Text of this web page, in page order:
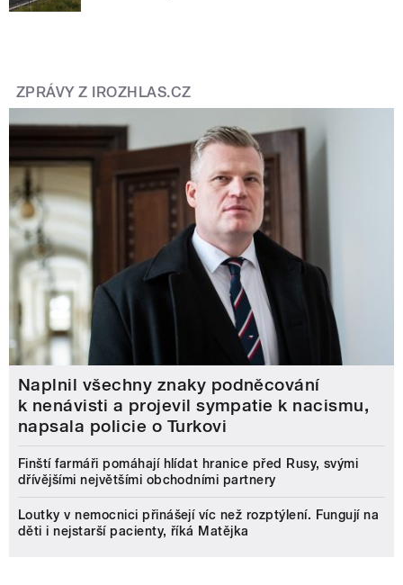
ZPRÁVY Z IROZHLAS.CZ
Naplnil všechny znaky podněcování
k nenávisti a projevil sympatie k nacismu,
napsala policie o Turkovi
Finští farmáři pomáhají hlídat hranice před Rusy, svými
dřívějšími největšími obchodními partnery
Loutky v nemocnici přinášejí víc než rozptýlení. Fungují na
děti i nejstarší pacienty, říká Matějka